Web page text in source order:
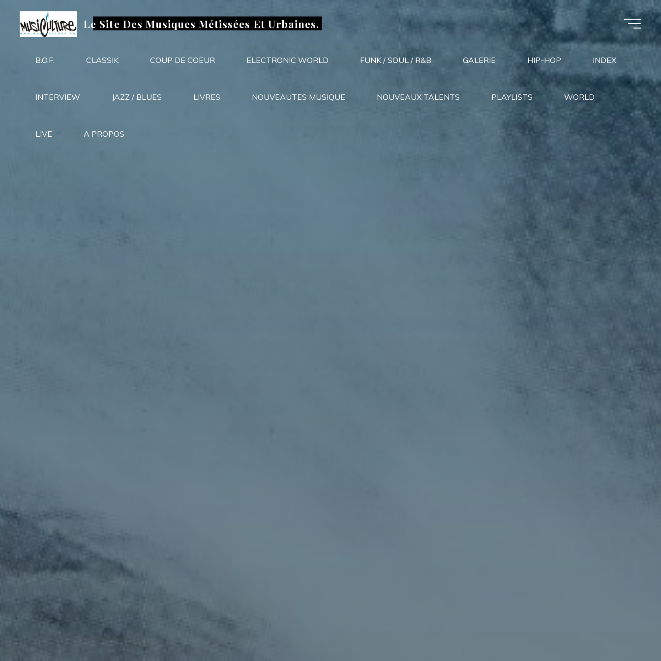
contenu
Le Site Des Musiques Métissées Et Urbaines.
B.O.F. CLASSIK COUP DE COEUR ELECTRONIC WORLD FUNK / SOUL / R&B GALERIE HIP-HOP INDEX
INTERVIEW JAZZ / BLUES LIVRES NOUVEAUTES MUSIQUE NOUVEAUX TALENTS PLAYLISTS WORLD
LIVE A PROPOS